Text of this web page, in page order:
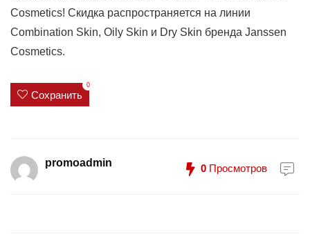
Cosmetics! Скидка распространяется на линии
Combination Skin, Oily Skin и Dry Skin бренда Janssen
Cosmetics.
Сохранить
0
promoadmin 0 Просмотров